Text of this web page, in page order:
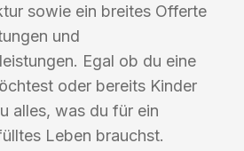
sowie ein breites Offerte
und
Egal ob du eine
oder bereits Kinder
alles, was du für ein
Leben brauchst.